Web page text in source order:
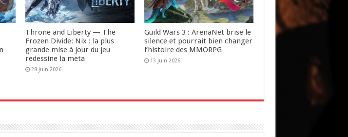
Throne and Liberty — The
Frozen Divide: Nix : la plus
grande mise à jour du jeu
redessine la meta
28 juin 2026
Guild Wars 3 : ArenaNet brise le
silence et pourrait bien changer
l’histoire des MMORPG
13 juin 2026